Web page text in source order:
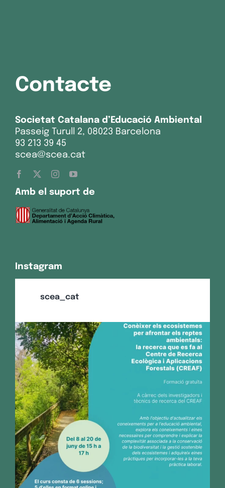
Contacte
Societat Catalana d’Educació Ambiental
Passeig Turull 2, 08023 Barcelona
93 213 39 45
scea@scea.cat
Amb el suport de
Instagram
scea_cat